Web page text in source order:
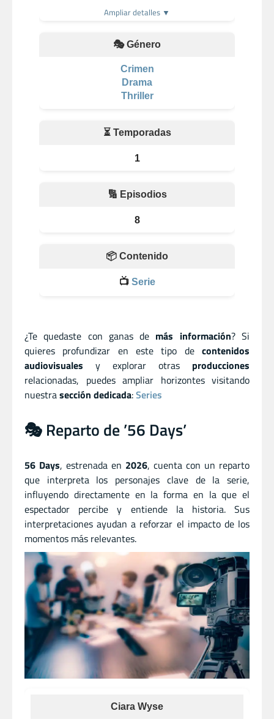
Ampliar detalles ▼
🎭 Género
Crimen
Drama
Thriller
⏳ Temporadas
1
🔢 Episodios
8
📦 Contenido
📺 Serie
¿Te quedaste con ganas de más información? Si
quieres profundizar en este tipo de contenidos
audiovisuales y explorar otras producciones
relacionadas, puedes ampliar horizontes visitando
nuestrasección dedicada:Series
🎭 Reparto de ’56 Days’
56 Days, estrenada en 2026, cuenta con un reparto
que interpreta los personajes clave de la serie,
influyendo directamente en la forma en la que el
espectador percibe y entiende la historia. Sus
interpretaciones ayudan a reforzar el impacto de los
momentos más relevantes.
Ciara Wyse